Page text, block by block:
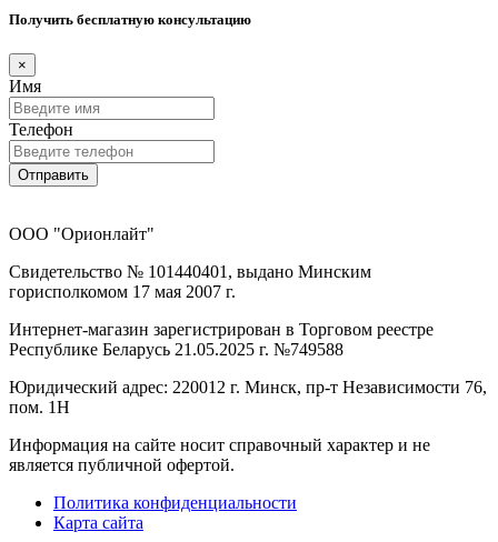
Получить бесплатную консультацию
×
Имя
Телефон
Отправить
ООО "Орионлайт"
Свидетельство № 101440401, выдано Минским
горисполкомом 17 мая 2007 г.
Интернет-магазин зарегистрирован в Торговом реестре
Республике Беларусь 21.05.2025 г. №749588
Юридический адрес: 220012 г. Минск, пр-т Независимости 76,
пом. 1Н
Информация на сайте носит справочный характер и не
является публичной офертой.
Политика конфиденциальности
Карта сайта